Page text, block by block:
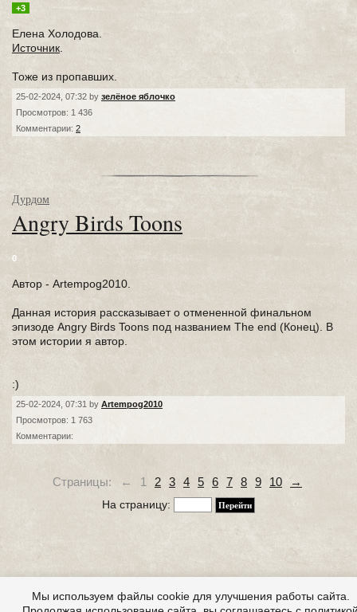
+3
Елена Холодова.
Источник
Тоже из пропавших.
25-02-2024, 07:32 by зелёное яблочко
Просмотров: 1 436
Комментарии: 2
Дурдом
Angry Birds Toons
0
Автор - Artempog2010.
Данная история рассказывает о отмененной финальном
эпизоде Angry Birds Toons под названием The end (Конец). В
этом истории я автор.
:)
25-02-2024, 07:31 by Artempog2010
Просмотров: 1 763
Комментарии:
Страницы: ← 1 2 3 4 5 6 7 8 9 10 →
На страницу:
Мы используем файлы cookie для улучшения работы сайта.